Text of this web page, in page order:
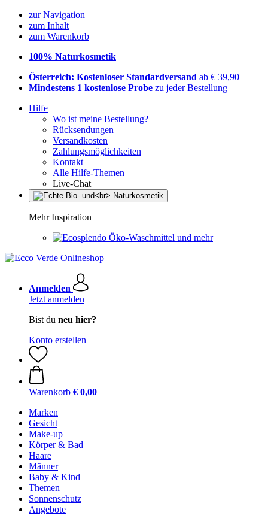
zur Navigation
zum Inhalt
zum Warenkorb
100% Naturkosmetik
Österreich: Kostenloser Standardversand ab € 39,90
Mindestens 1 kostenlose Probe zu jeder Bestellung
Hilfe
Wo ist meine Bestellung?
Rücksendungen
Versandkosten
Zahlungsmöglichkeiten
Kontakt
Alle Hilfe-Themen
Live-Chat
Mehr Inspiration
Öko-Waschmittel und mehr
Anmelden
Jetzt anmelden
Bist du neu hier?
Konto erstellen
Warenkorb € 0,00
Marken
Gesicht
Make-up
Körper & Bad
Haare
Männer
Baby & Kind
Themen
Sonnenschutz
Angebote